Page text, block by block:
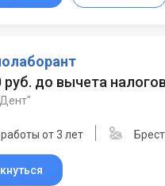
руб. до вычета налогов
от 3 лет Брест